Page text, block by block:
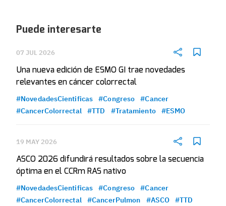
Puede interesarte
07 JUL 2026
Una nueva edición de ESMO GI trae novedades
relevantes en cáncer colorrectal
#NovedadesCientificas #Congreso
#Cancer
#CancerColorrectal
#TTD #Tratamiento #ESMO
19 MAY 2026
ASCO 2026 difundirá resultados sobre la secuencia
óptima en el CCRm RAS nativo
#NovedadesCientificas #Congreso
#Cancer
#CancerColorrectal
#CancerPulmon #ASCO #TTD